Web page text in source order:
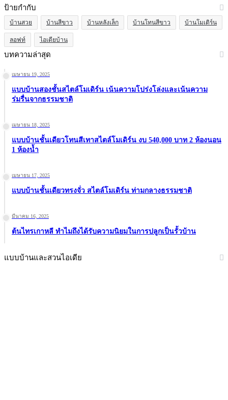
ป้ายกำกับ
บ้านสวย บ้านสีขาว บ้านหลังเล็ก บ้านโทนสีขาว บ้านโมเดิร์น
ลอฟท์ ไอเดียบ้าน
บทความล่าสุด
เมษายน 19, 2025
แบบบ้านสองชั้นสไตล์โมเดิร์น เน้นความโปร่งโล่งและเน้นความ
ร่มรื่นจากธรรมชาติ
เมษายน 18, 2025
แบบบ้านชั้นเดียวโทนสีเทาสไตล์โมเดิร์น งบ 540,000 บาท 2 ห้องนอน
1 ห้องน้ำ
เมษายน 17, 2025
แบบบ้านชั้นเดียวทรงจั่ว สไตล์โมเดิร์น ท่ามกลางธรรมชาติ
มีนาคม 16, 2025
ต้นไทรเกาหลี ทำไมถึงได้รับความนิยมในการปลูกเป็นรั้วบ้าน
แบบบ้านและสวนไอเดีย